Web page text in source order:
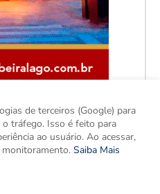
de terceiros (Google) para
tráfego. Isso é feito para
ao usuário. Ao acessar,
monitoramento. Saiba Mais